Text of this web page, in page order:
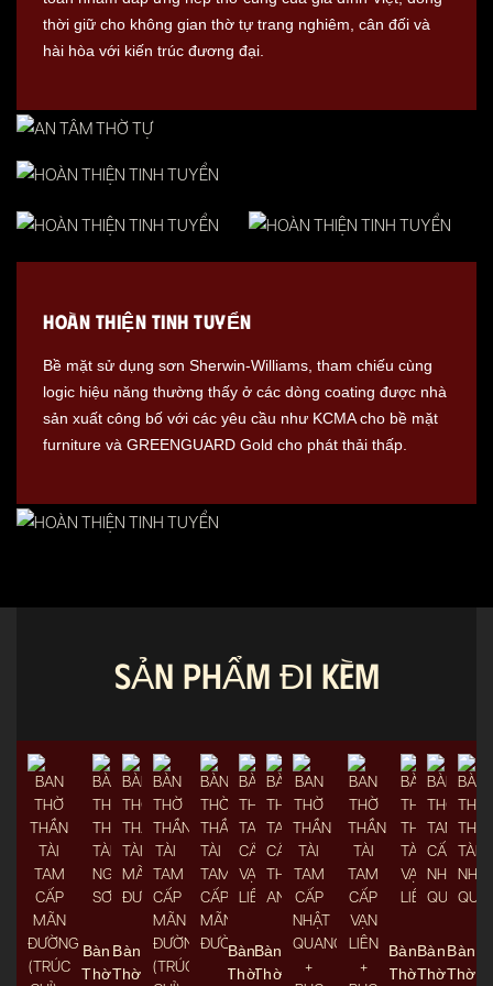
thời giữ cho không gian thờ tự trang nghiêm, cân đối và
hài hòa với kiến trúc đương đại.
HOÀN THIỆN TINH TUYỂN
Bề mặt sử dụng sơn Sherwin-Williams, tham chiếu cùng
logic hiệu năng thường thấy ở các dòng coating được nhà
sản xuất công bố với các yêu cầu như KCMA cho bề mặt
furniture và GREENGUARD Gold cho phát thải thấp.
SẢN PHẨM ĐI KÈM
Bàn
Thờ
Bàn
Thờ
Bàn
Thờ
Bàn
Thờ
Bàn
Thờ
Bàn
Thờ
Bàn
Thờ